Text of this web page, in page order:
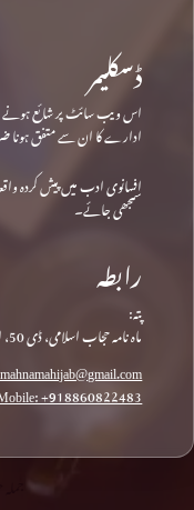
ڈسکلیمر
اس ویب سائٹ پر شائع ہونے
ادارے کا ان سے متفق ہونا
افسانوی ادب میں پیش کردہ
سمجھی جائے۔
رابطہ
پتہ:
ماہ نامہ حجاب اسلامی، ڈی 50، ابوالفضل انکلیو، جامعہ نگر، نئی دہلی-25
+918860822483